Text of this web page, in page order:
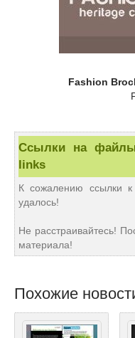
Fashion
Ссылки на файлы
links
К сожалению ссылки к
удалось!
Не расстраивайтесь!
материала!
Похожие